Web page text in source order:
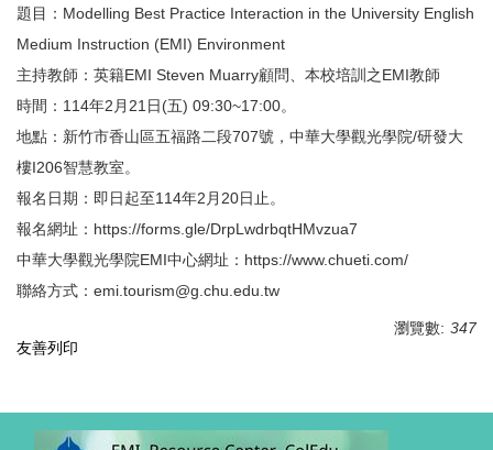
題目：Modelling Best Practice Interaction in the University English
Medium Instruction (EMI) Environment
主持教師：英籍EMI Steven Muarry顧問、本校培訓之EMI教師
時間：114年2月21日(五) 09:30~17:00。
地點：新竹市香山區五福路二段707號，中華大學觀光學院/研發大
樓I206智慧教室。
報名日期：即日起至114年2月20日止。
報名網址：https://forms.gle/DrpLwdrbqtHMvzua7
中華大學觀光學院EMI中心網址：https://www.chueti.com/
聯絡方式：emi.tourism@g.chu.edu.tw
瀏覽數: 347
友善列印